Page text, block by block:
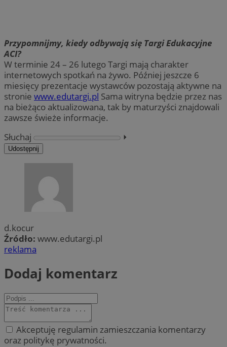
Przypomnijmy, kiedy odbywają się Targi Edukacyjne
ACI?
W terminie 24 – 26 lutego Targi mają charakter
internetowych spotkań na żywo. Później jeszcze 6
miesięcy prezentacje wystawców pozostają aktywne na
stronie www.edutargi.pl Sama witryna będzie przez nas
na bieżąco aktualizowana, tak by maturzyści znajdowali
zawsze świeże informacje.
Słuchaj
⏵︎
Udostępnij
d.kocur
Źródło: www.edutargi.pl
reklama
Dodaj komentarz
Akceptuję regulamin zamieszczania komentarzy
oraz politykę prywatności.